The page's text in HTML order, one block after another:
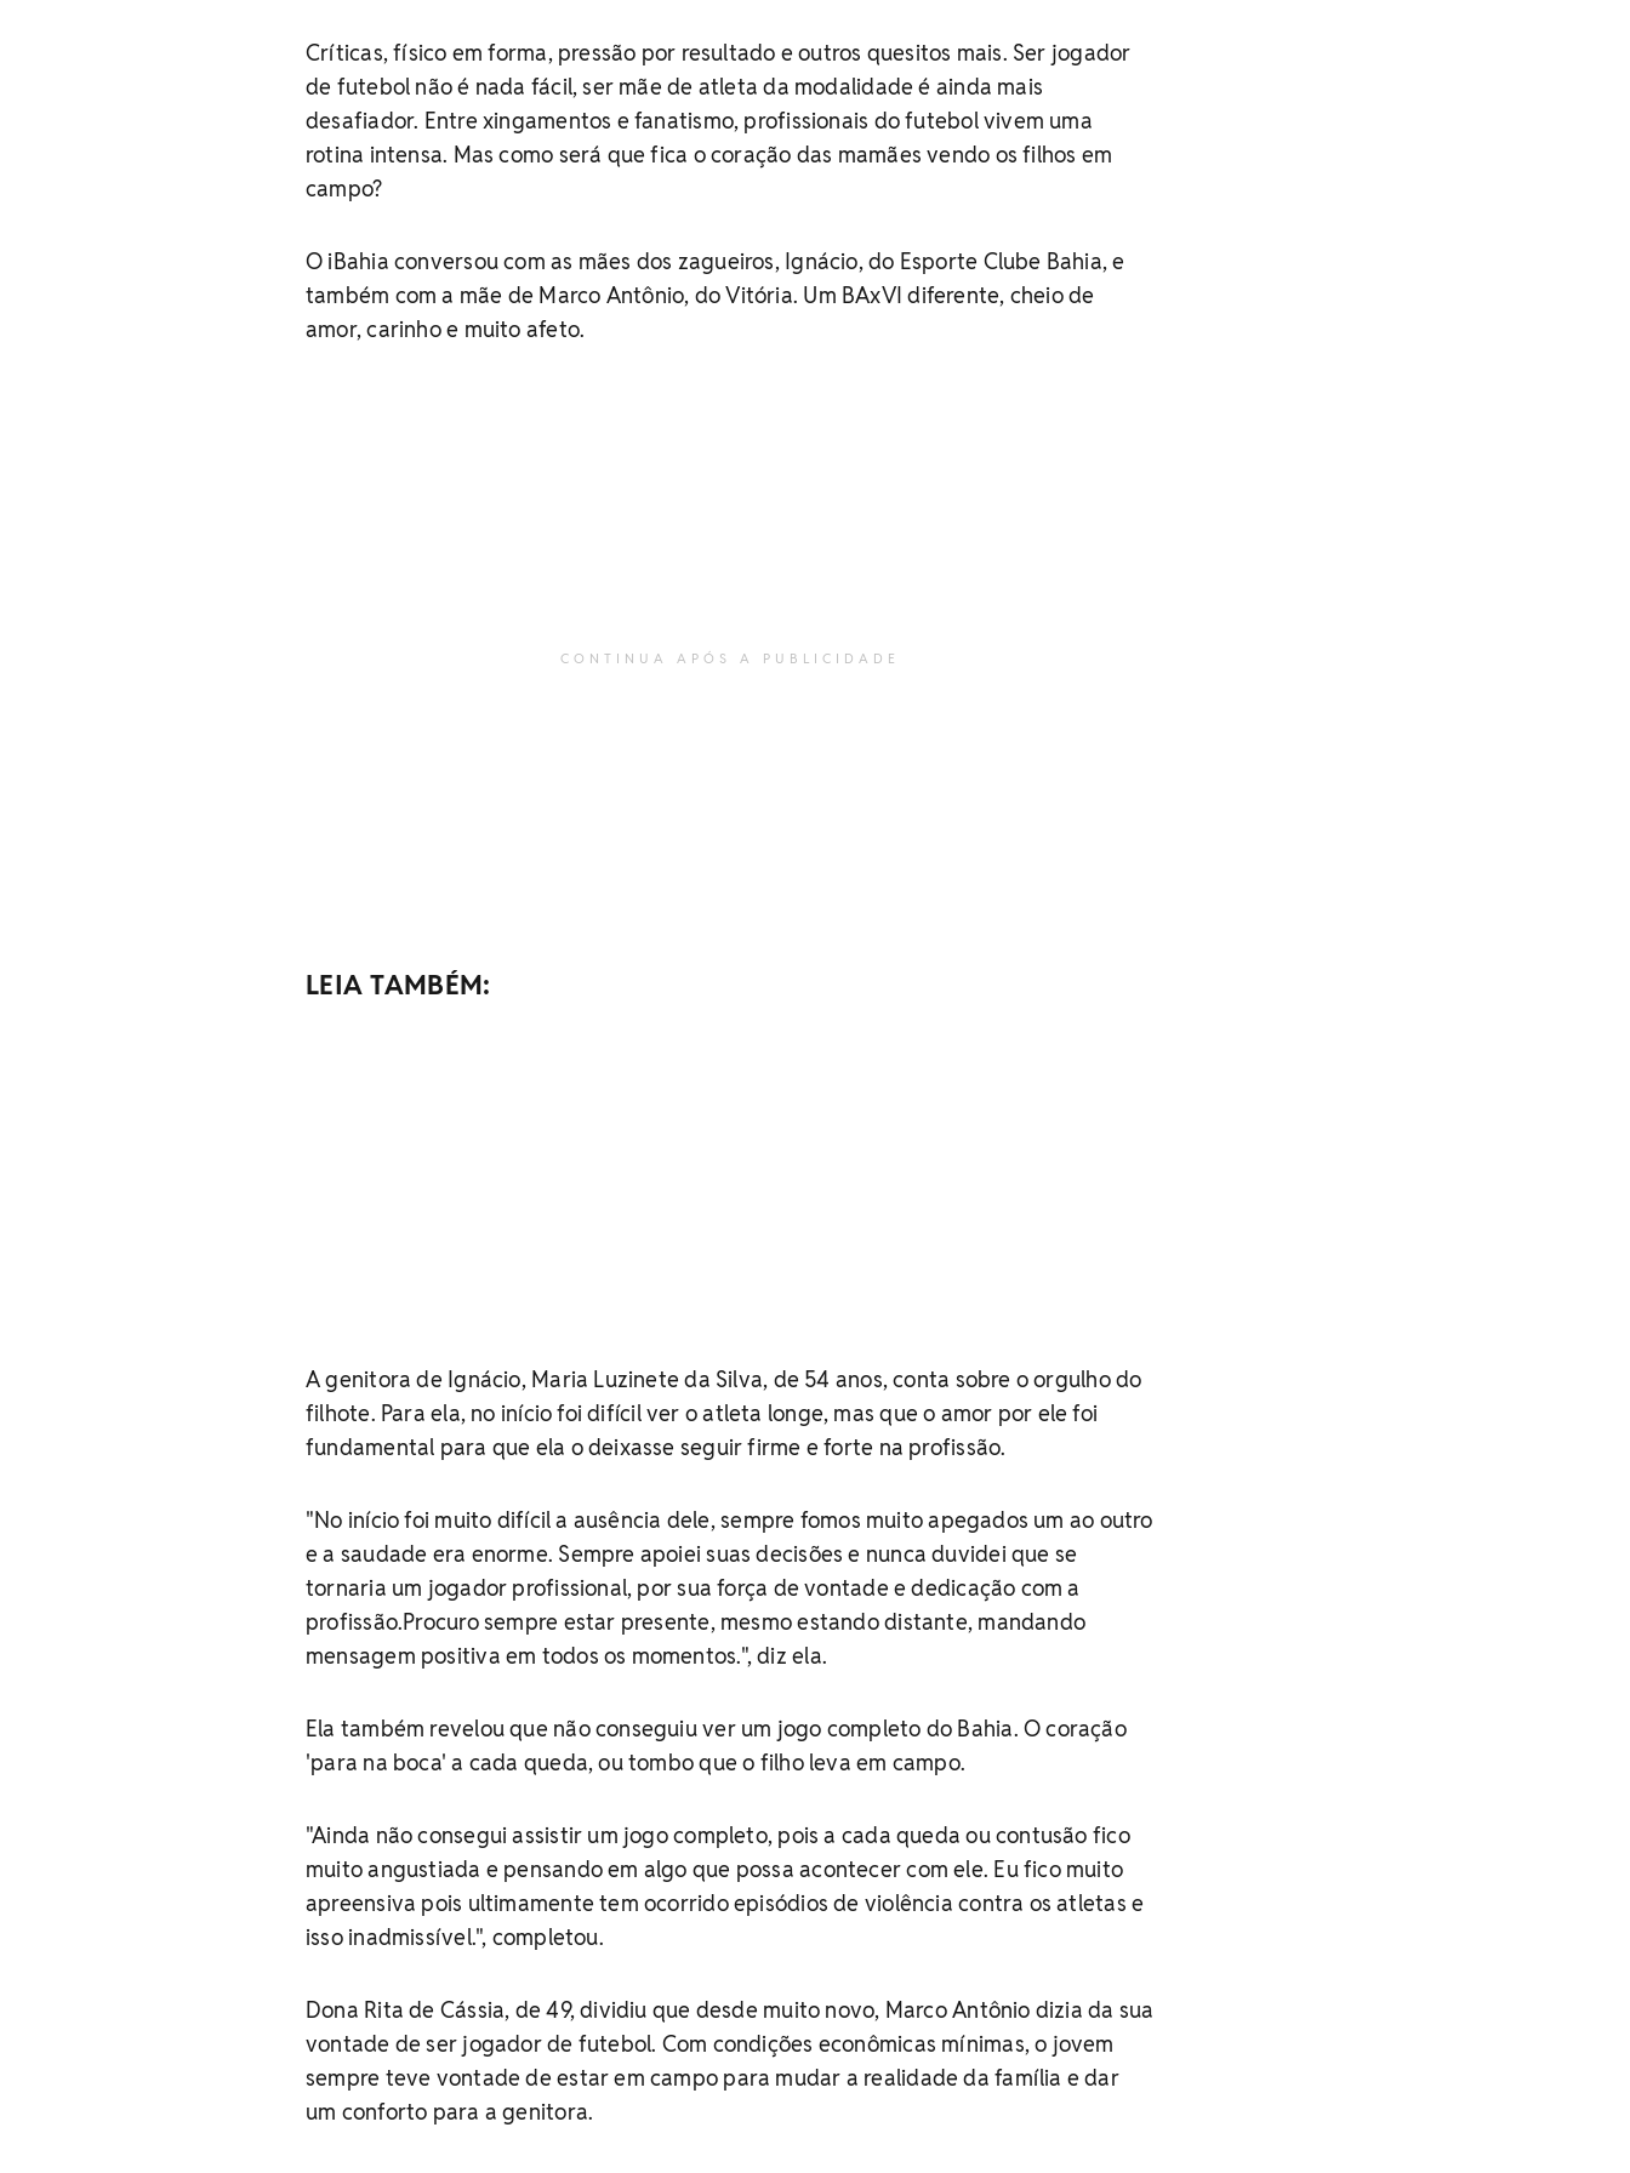
Críticas, físico em forma, pressão por resultado e outros quesitos mais. Ser jogador
de futebol não é nada fácil, ser mãe de atleta da modalidade é ainda mais
desafiador. Entre xingamentos e fanatismo, profissionais do futebol vivem uma
rotina intensa. Mas como será que fica o coração das mamães vendo os filhos em
campo?
O iBahia conversou com as mães dos zagueiros, Ignácio, do Esporte Clube Bahia, e
também com a mãe de Marco Antônio, do Vitória. Um BAxVI diferente, cheio de
amor, carinho e muito afeto.
CONTINUA APÓS A PUBLICIDADE
LEIA TAMBÉM:
A genitora de Ignácio, Maria Luzinete da Silva, de 54 anos, conta sobre o orgulho do
filhote. Para ela, no início foi difícil ver o atleta longe, mas que o amor por ele foi
fundamental para que ela o deixasse seguir firme e forte na profissão.
"No início foi muito difícil a ausência dele, sempre fomos muito apegados um ao outro
e a saudade era enorme. Sempre apoiei suas decisões e nunca duvidei que se
tornaria um jogador profissional, por sua força de vontade e dedicação com a
profissão.Procuro sempre estar presente, mesmo estando distante, mandando
mensagem positiva em todos os momentos.", diz ela.
Ela também revelou que não conseguiu ver um jogo completo do Bahia. O coração
'para na boca' a cada queda, ou tombo que o filho leva em campo.
"Ainda não consegui assistir um jogo completo, pois a cada queda ou contusão fico
muito angustiada e pensando em algo que possa acontecer com ele. Eu fico muito
apreensiva pois ultimamente tem ocorrido episódios de violência contra os atletas e
isso inadmissível.", completou.
Dona Rita de Cássia, de 49, dividiu que desde muito novo, Marco Antônio dizia da sua
vontade de ser jogador de futebol. Com condições econômicas mínimas, o jovem
sempre teve vontade de estar em campo para mudar a realidade da família e dar
um conforto para a genitora.